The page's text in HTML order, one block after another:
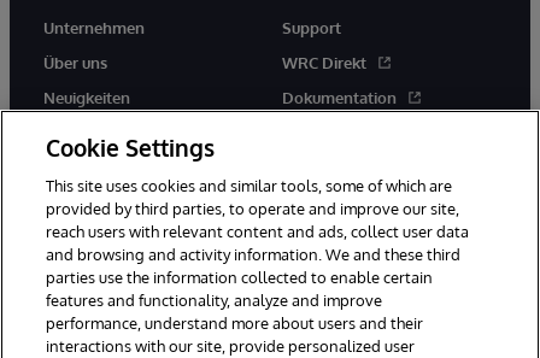
Unternehmen
Über uns
Neuigkeiten
Support
WRC Direkt
Dokumentation
© 1996-2026 InterSystems Corporation, Boston, MA. Alle Rechte
vorbehalten.
Cookie Settings
This site uses cookies and similar tools, some of which are
provided by third parties, to operate and improve our site,
reach users with relevant content and ads, collect user data
and browsing and activity information. We and these third
parties use the information collected to enable certain
features and functionality, analyze and improve
performance, understand more about users and their
interactions with our site, provide personalized user